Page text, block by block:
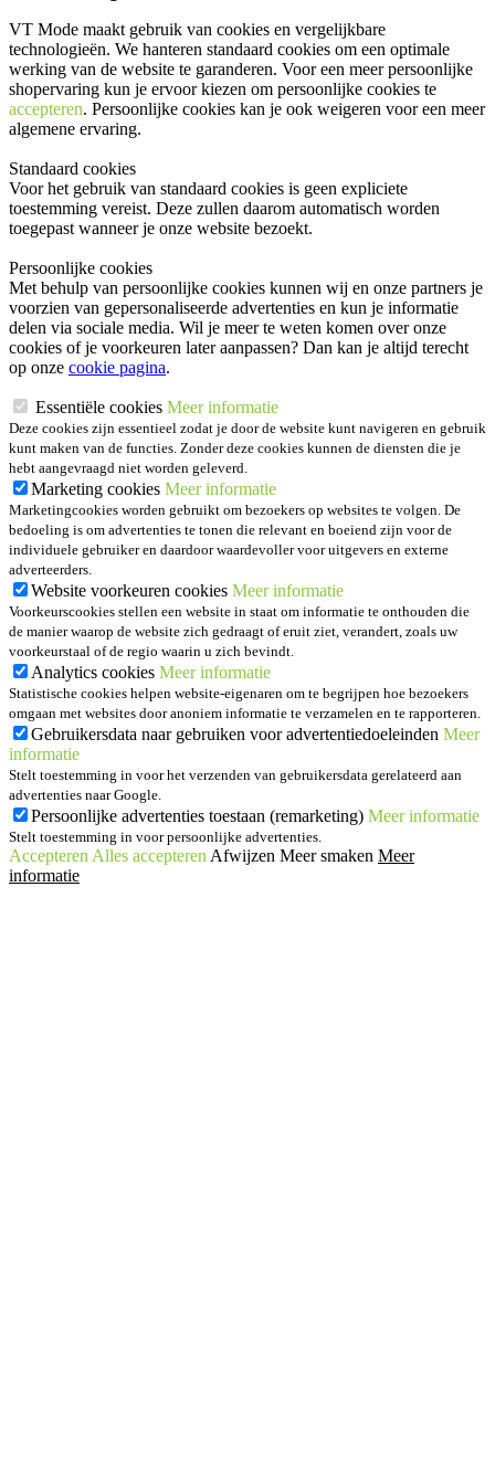
VT Mode maakt gebruik van cookies en vergelijkbare
technologieën. We hanteren standaard cookies om een optimale
werking van de website te garanderen. Voor een meer persoonlijke
shopervaring kun je ervoor kiezen om persoonlijke cookies te
accepteren. Persoonlijke cookies kan je ook weigeren voor een meer
algemene ervaring.
Standaard cookies
Voor het gebruik van standaard cookies is geen expliciete
toestemming vereist. Deze zullen daarom automatisch worden
toegepast wanneer je onze website bezoekt.
Persoonlijke cookies
Met behulp van persoonlijke cookies kunnen wij en onze partners je
voorzien van gepersonaliseerde advertenties en kun je informatie
delen via sociale media. Wil je meer te weten komen over onze
cookies of je voorkeuren later aanpassen? Dan kan je altijd terecht
op onze cookie pagina.
Essentiële cookies Meer informatie
Deze cookies zijn essentieel zodat je door de website kunt navigeren en gebruik
kunt maken van de functies. Zonder deze cookies kunnen de diensten die je
hebt aangevraagd niet worden geleverd.
Marketing cookies Meer informatie
Marketingcookies worden gebruikt om bezoekers op websites te volgen. De
bedoeling is om advertenties te tonen die relevant en boeiend zijn voor de
individuele gebruiker en daardoor waardevoller voor uitgevers en externe
adverteerders.
Website voorkeuren cookies Meer informatie
Voorkeurscookies stellen een website in staat om informatie te onthouden die
de manier waarop de website zich gedraagt of eruit ziet, verandert, zoals uw
voorkeurstaal of de regio waarin u zich bevindt.
Analytics cookies Meer informatie
Statistische cookies helpen website-eigenaren om te begrijpen hoe bezoekers
omgaan met websites door anoniem informatie te verzamelen en te rapporteren.
Gebruikersdata naar gebruiken voor advertentiedoeleinden Meer
informatie
Stelt toestemming in voor het verzenden van gebruikersdata gerelateerd aan
advertenties naar Google.
Persoonlijke advertenties toestaan (remarketing) Meer informatie
Stelt toestemming in voor persoonlijke advertenties.
Accepteren Alles accepteren Afwijzen Meer smaken Meer
informatie